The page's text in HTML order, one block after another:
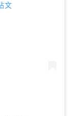
文